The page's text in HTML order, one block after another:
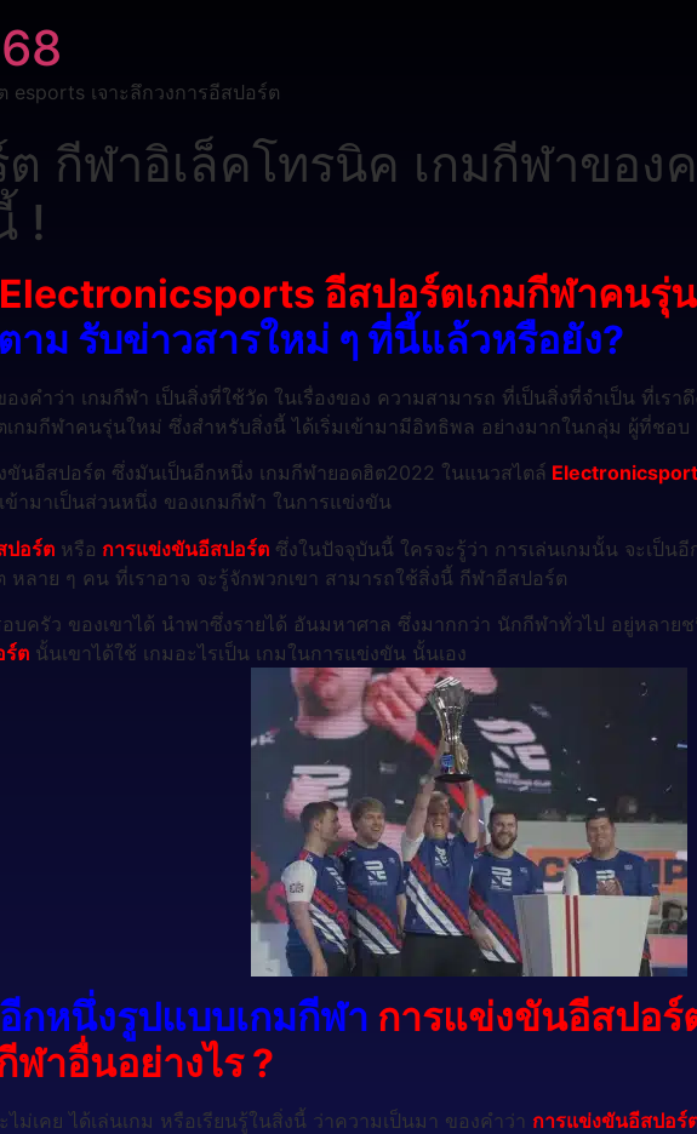
esports เจาะลึกวงการอีสปอร์ต
กีฬาอิเล็คโทรนิค เกมกีฬาของ
!
Electronicsports อีสปอร์ตเกมกีฬาคนรุ่
ม รับข่าวสารใหม่ ๆ ที่นี้แล้วหรือยัง?
งคำว่า เกมกีฬา เป็นสิ่งที่ใช้วัด ในเรื่องของ ความสามารถ ที่เป็นสิ่งที่จำเป็น ที่เรา
กมกีฬาคนรุ่นใหม่ ซึ่งสำหรับสิ่งนี้ ได้เริ่มเข้ามามีอิทธิพล อย่างมากในกลุ่ม ผู้ที่ชอบ
ขันอีสปอร์ต ซึ่งมันเป็นอีกหนึ่ง เกมกีฬายอดฮิต2022 ในแนวสไตล์
ข้ามาเป็นส่วนหนึ่ง ของเกมกีฬา ในการแข่งขัน
ปอร์ต หรือ การแข่งขันอีสปอร์ต ซึ่งในปัจจุบันนี้ ใครจะรู้ว่า การเล่นเกมนั้น จะเป็น
หลาย ๆ คน ที่เราอาจ จะรู้จักพวกเขา สามารถใช้สิ่งนี้ กีฬาอีสปอร์ต
อบครัว ของเขาได้ นำพาซึ่งรายได้ อันมหาศาล ซึ่งมากกว่า นักกีฬาทั่วไป อยู่หลาย
ร์ต นั้นเขาได้ใช้ เกมอะไรเป็น เกมในการแข่งขัน นั้นเอง
กหนึ่งรูปแบบเกมกีฬา การแข่งขันอีสปอร์
ฬาอื่นอย่างไร ?
ม่เคย ได้เล่นเกม หรือเรียนรู้ในสิ่งนี้ ว่าความเป็นมา ของคำว่า การแข่งขันอีสปอร์